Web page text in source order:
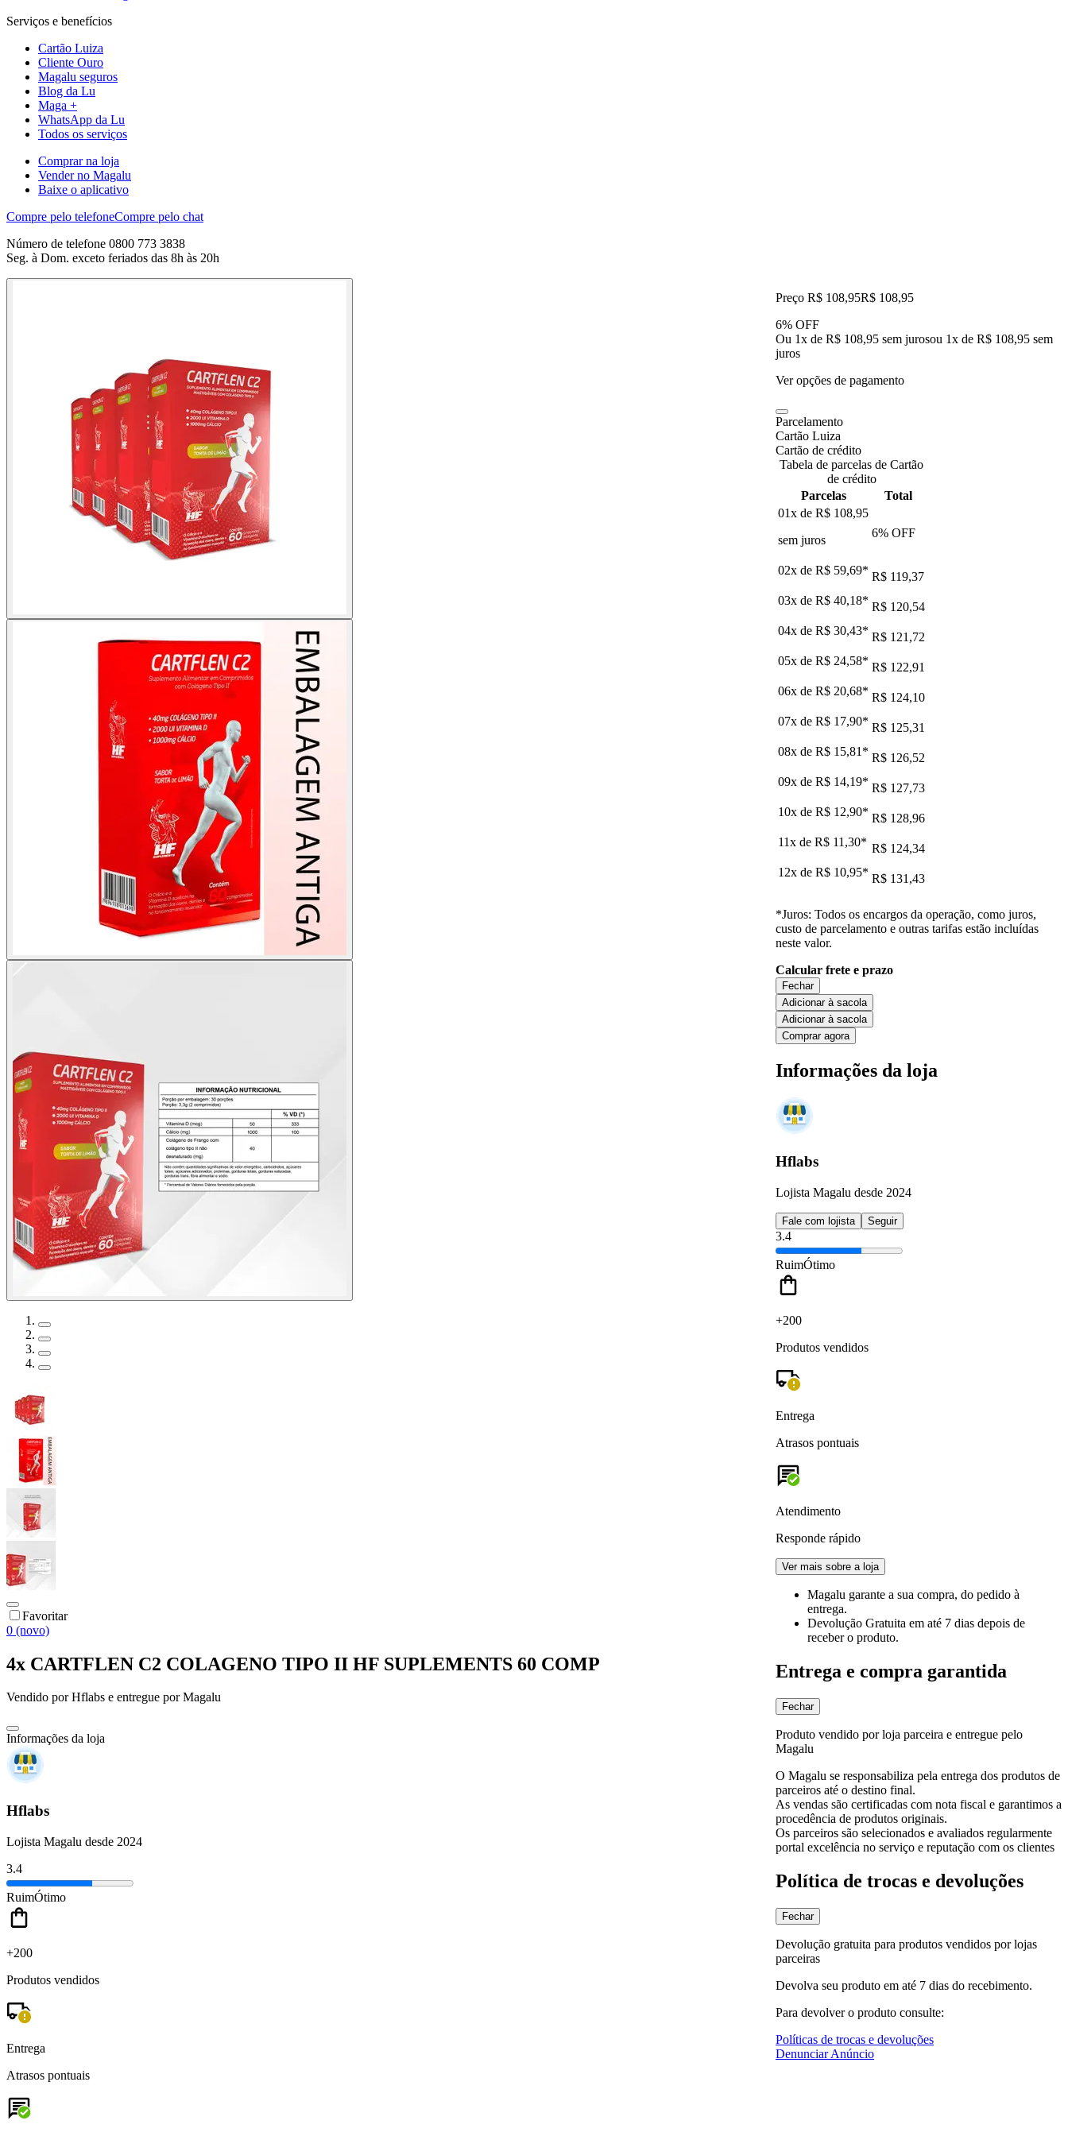
Serviços e benefícios
Cartão Luiza
Cliente Ouro
Magalu seguros
Blog da Lu
Maga +
WhatsApp da Lu
Todos os serviços
Comprar na loja
Vender no Magalu
Baixe o aplicativo
Compre pelo telefoneCompre pelo chat
Número de telefone 0800 773 3838
Seg. à Dom. exceto feriados das 8h às 20h
Favoritar
0 (novo)
4x CARTFLEN C2 COLAGENO TIPO II HF SUPLEMENTS 60 COMP
Vendido porHflabs e entregue por Magalu
Informações da loja
Hflabs
Lojista Magalu desde 2024
3.4
RuimÓtimo
+200
Produtos vendidos
Entrega
Atrasos pontuais
Preço R$ 108,95R$ 108,95
6% OFF
Ou 1x de R$ 108,95 sem jurosou 1x de R$ 108,95 sem
juros
Ver opções de pagamento
Parcelamento
Cartão Luiza
Cartão de crédito
Tabela de parcelas de Cartão
de crédito
Parcelas
Total
01x de R$ 108,95
sem juros
6% OFF
02x de R$ 59,69* R$ 119,37
03x de R$ 40,18* R$ 120,54
04x de R$ 30,43* R$ 121,72
05x de R$ 24,58* R$ 122,91
06x de R$ 20,68* R$ 124,10
07x de R$ 17,90* R$ 125,31
08x de R$ 15,81 * R$ 126,52
09x de R$ 14,19* R$ 127,73
10x de R$ 12,90* R$ 128,96
11x de R$ 11,30* R$ 124,34
12x de R$ 10,95* R$ 131,43
*Juros: Todos os encargos da operação, como juros,
custo de parcelamento e outras tarifas estão incluídas
neste valor.
Calcular frete e prazo
Fechar
Adicionar à sacola
Adicionar à sacola
Comprar agora
Informações da loja
Hflabs
Lojista Magalu desde 2024
Fale com lojista Seguir
3.4
RuimÓtimo
+200
Produtos vendidos
Entrega
Atrasos pontuais
Atendimento
Responde rápido
Ver mais sobre a loja
Magalu garante a sua compra, do pedido à
entrega.
Devolução Gratuita em até 7 dias depois de
receber o produto.
Entrega e compra garantida
Fechar
Produto vendido por loja parceira e entregue pelo
Magalu
O Magalu se responsabiliza pela entrega dos produtos de
parceiros até o destino final.
As vendas são certificadas com nota fiscal e garantimos a
procedência de produtos originais.
Os parceiros são selecionados e avaliados regularmente
portal excelência no serviço e reputação com os clientes
Política de trocas e devoluções
Fechar
Devolução gratuita para produtos vendidos por lojas
parceiras
Devolva seu produto em até 7 dias do recebimento.
Para devolver o produto consulte:
Políticas de trocas e devoluções
Denunciar Anúncio